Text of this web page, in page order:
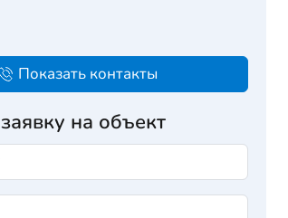
Показать контакты
на объект